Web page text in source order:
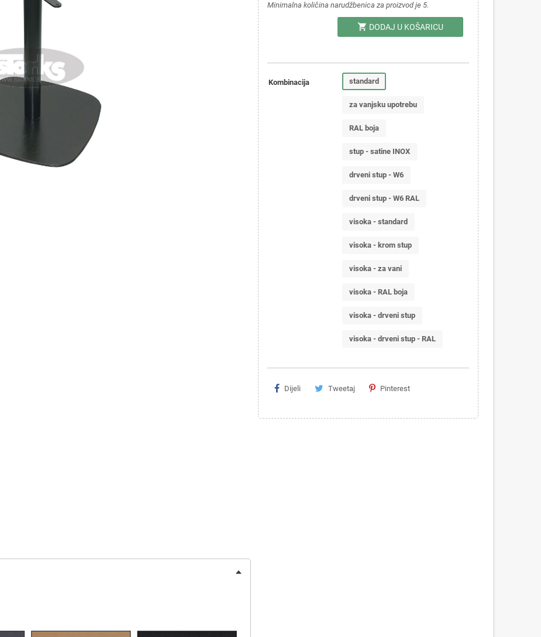
Minimalna količina narudžbenica za proizvod je 5.
shopping_cart DODAJ U KOŠARICU
Kombinacija standard
za vanjsku upotrebu
RAL boja
stup - satine INOX
drveni stup - W6
drveni stup - W6 RAL
visoka - standard
visoka - krom stup
visoka - za vani
visoka - RAL boja
visoka - drveni stup
visoka - drveni stup - RAL
Dijeli Tweetaj Pinterest